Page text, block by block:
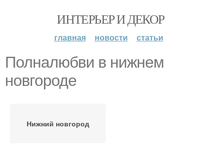
ИНТЕРЬЕР И ДЕКОР
главная новости статьи
Полналюбви в нижнем
новгороде
Нижний новгород